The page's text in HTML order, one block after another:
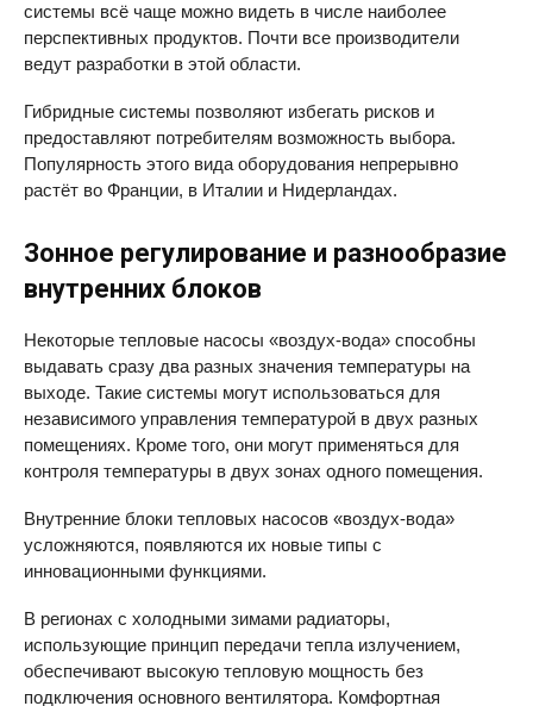
системы всё чаще можно видеть в числе наиболее
перспективных продуктов. Почти все производители
ведут разработки в этой области.
Гибридные системы позволяют избегать рисков и
предоставляют потребителям возможность выбора.
Популярность этого вида оборудования непрерывно
растёт во Франции, в Италии и Нидерландах.
Зонное регулирование и разнообразие
внутренних блоков
Некоторые тепловые насосы «воздух-вода» способны
выдавать сразу два разных значения температуры на
выходе. Такие системы могут использоваться для
независимого управления температурой в двух разных
помещениях. Кроме того, они могут применяться для
контроля температуры в двух зонах одного помещения.
Внутренние блоки тепловых насосов «воздух-вода»
усложняются, появляются их новые типы с
инновационными функциями.
В регионах с холодными зимами радиаторы,
использующие принцип передачи тепла излучением,
обеспечивают высокую тепловую мощность без
подключения основного вентилятора. Комфортная